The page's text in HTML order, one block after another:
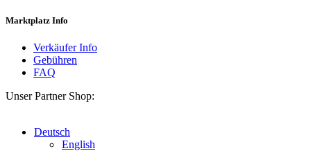
Marktplatz Info
Verkäufer Info
Gebühren
FAQ
Unser Partner Shop:
Deutsch
English